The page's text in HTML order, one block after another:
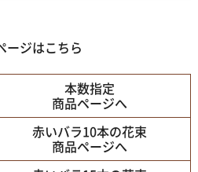
ージはこちら
本数指定
商品ページへ
赤いバラ10本の花束
商品ページへ